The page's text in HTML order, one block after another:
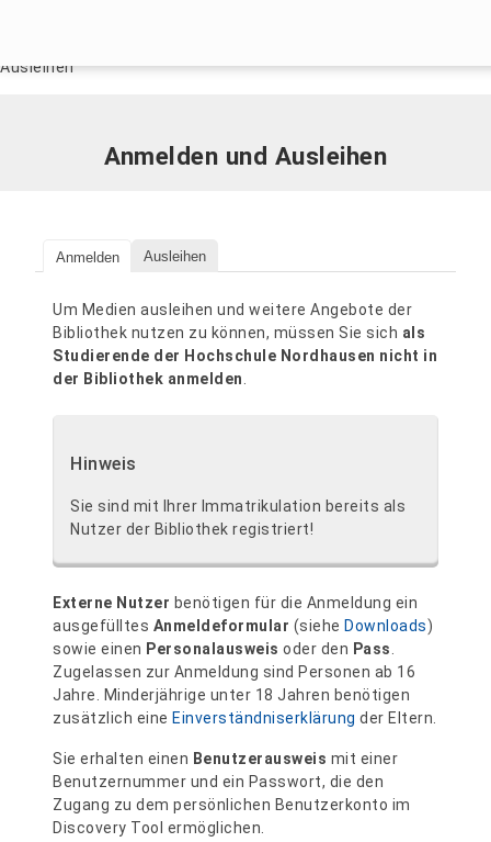
Menü überspringen
Ausleihen
Anmelden und Ausleihen
Anmelden Ausleihen
Um Medien ausleihen und weitere Angebote der
Bibliothek nutzen zu können, müssen Sie sich als
Studierende der Hochschule Nordhausen nicht in
der Bibliothek anmelden.
Hinweis
Sie sind mit Ihrer Immatrikulation bereits als
Nutzer der Bibliothek registriert!
Externe Nutzer benötigen für die Anmeldung ein
ausgefülltes Anmeldeformular (siehe Downloads)
sowie einen Personalausweisoder den Pass
Zugelassen zur Anmeldung sind Personen ab 16
Jahre. Minderjährige unter 18 Jahren benötigen
zusätzlich eine Einverständniserklärung der Eltern.
Sie erhalten einen Benutzerausweis mit einer
Benutzernummer und ein Passwort, die den
Zugang zu dem persönlichen Benutzerkonto im
Discovery Tool ermöglichen.